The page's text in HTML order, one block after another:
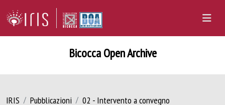
Bicocca Open Archive
IRIS Pubblicazioni 02 - Intervento a convegno